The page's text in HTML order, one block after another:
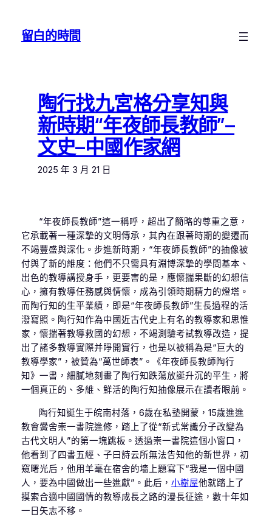
留白的時間
陶行找九宮格分享知與
新時期“年夜師長教師”–
文史–中國作家網
2025 年 3 月 21 日
“年夜師長教師”這一稱呼，超出了簡略的尊重之意，
它承載著一種深摯的文明傳承，其內在跟著時期的變遷而
不竭豐盛與深化。步進新時期，“年夜師長教師”的抽像被
付與了新的維度：他們不只需具有淵博深摯的學問基本、
出色的教導講授身手，更要害的是，應懷揣果斷的幻想信
心，擁有教導任務感與情懷，成為引領時期精力的燈塔。
而陶行知的生平業績，即是“年夜師長教師”生長過程的活
潑寫照。陶行知作為中國近古代史上有名的教導家和思惟
家，懷揣著教導救國的幻想，不竭測驗考試教導改造，提
出了諸多教導實際并睜開實行，也是以被稱為是“巨大的
教導學家”，被贊為“萬世師表”。《年夜師長教師陶行
知》一書，細膩地刻畫了陶行知跌蕩放誕升沉的平生，將
一個真正的、多維、鮮活的陶行知抽像展示在讀者眼前。
陶行知誕生于皖南村落，6歲在私塾開蒙，15歲進進
教會黌舍崇一書院進修，踏上了從“新式常識分子改變為
古代文明人”的第一塊跳板。透過崇一書院這個小窗口，
他看到了四書五經、子曰詩云所無法告知他的新世界，初
窺曙光后，他用羊毫在宿舍的墻上題寫下“我是一個中國
人，要為中國做出一些進獻”。此后， 小樹屋他就踏上了
摸索合適中國國情的教導成長之路的漫長征途，數十年如
一日矢志不移。